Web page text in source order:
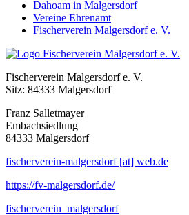
Dahoam in Malgersdorf
Vereine Ehrenamt
Fischerverein Malgersdorf e. V.
Fischerverein Malgersdorf e. V.
Sitz: 84333 Malgersdorf
Franz Salletmayer
Embachsiedlung
84333 Malgersdorf
fischerverein-malgersdorf [at] web.de
https://fv-malgersdorf.de/
fischerverein_malgersdorf